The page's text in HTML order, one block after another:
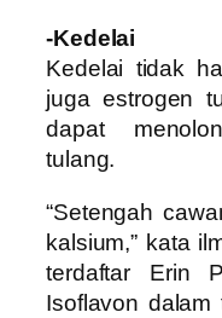
-Kedelai
Kedelai tidak
juga estrogen
dapat
tulang.
“Setengah
kalsium,” kata
terdaftar Erin
Isoflavon